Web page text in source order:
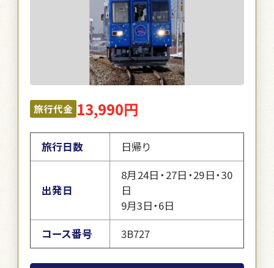
旅行代金 13,990円
旅行日数 日帰り
出発日
8月24日・27日・29日・30
日
9月3日・6日
コース番号
3B727